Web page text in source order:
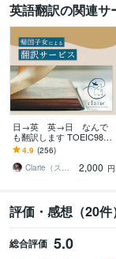
英語翻訳の関連サ
日→英 英→日 なんで
も翻訳します TOEIC985
点、英検1級の帰国子女が
訳します
4.9 (256)
Clarie（スピード翻訳・校正と選書）
2,000 円
評価・感想（20
総合評価 5.0